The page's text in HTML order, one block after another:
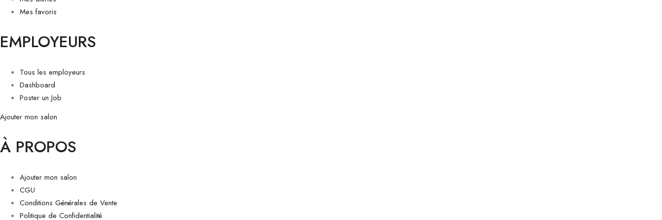
Mes favoris
EMPLOYEURS
Tous les employeurs
Dashboard
Poster un Job
Ajouter mon salon
À PROPOS
Ajouter mon salon
CGU
Conditions Générales de Vente
Politique de Confidentialité